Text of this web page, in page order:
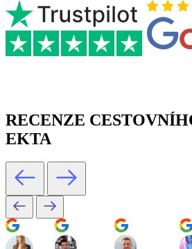
RECENZE
EKTA